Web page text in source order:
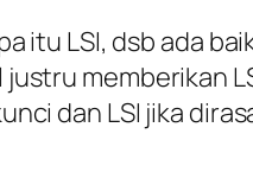
itu LSI, dsb ada
memberikan
dan LSI jika